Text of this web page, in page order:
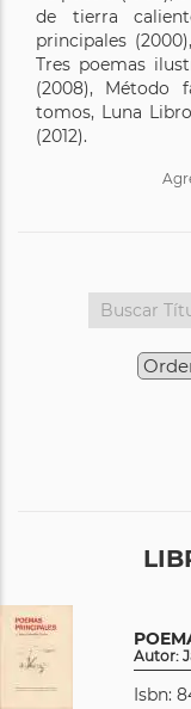
de tierra
principales
Tres poemas
(2008), Método
tomos, Luna
(2012).
Autor:
Isbn: